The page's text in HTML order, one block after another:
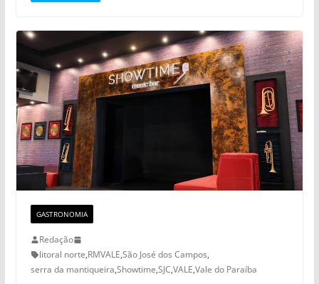
GASTRONOMIA
Redação
litoral norte,RMVALE,São José dos Campos,
serra da mantiqueira,Showtime,SJC,VALE,Vale do Paraíba